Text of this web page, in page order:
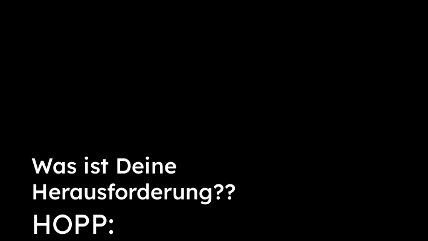
Was ist Deine
Herausforderung??
HOPP: